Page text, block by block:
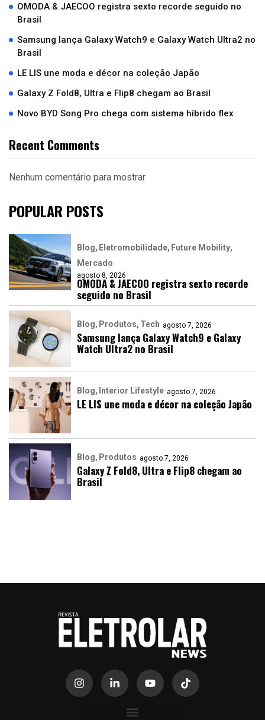
OMODA & JAECOO registra sexto recorde seguido no
Brasil
Samsung lança Galaxy Watch9 e Galaxy Watch Ultra2 no
Brasil
LE LIS une moda e décor na coleção Japão
Galaxy Z Fold8, Ultra e Flip8 chegam ao Brasil
Novo BYD Song Pro chega com sistema híbrido flex
Recent Comments
Nenhum comentário para mostrar.
POPULAR POSTS
Blog Eletromobilidade Future Mobility
Mercado
agosto 8, 2026
OMODA & JAECOO registra sexto recorde
seguido no Brasil
Blog Produtos Tech agosto 7, 2026
Samsung lança Galaxy Watch9 e Galaxy
Watch Ultra2 no Brasil
Blog Interior Lifestyle agosto 7, 2026
LE LIS une moda e décor na coleção Japão
Blog Produtos agosto 7, 2026
Galaxy Z Fold8, Ultra e Flip8 chegam ao
Brasil